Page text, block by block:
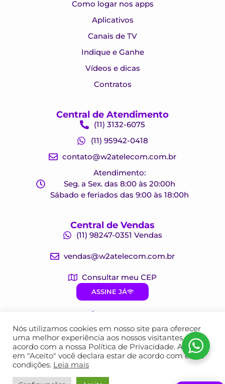
Como logar nos apps
Aplicativos
Canais de TV
Indique e Ganhe
Vídeos e dicas
Contratos
Central de Atendimento
(11) 3132-6075
(11) 95942-0418
contato@w2atelecom.com.br
Atendimento:
Seg. a Sex. das 8:00 às 20:00h
Sábado e feriados das 9:00 às 18:00h
Central de Vendas
(11) 98247-0351 Vendas
vendas@w2atelecom.com.br
Consultar meu CEP
ASSINE JÁ
Siga a W2A
© W2A Telecom | 2026 | CNPJ: 22.853.275/0001-00 |
Nós utilizamos cookies em nosso site para oferecer
uma melhor experiência aos nossos visitantes, de
acordo com a nossa Política de Privacidade. Ao clicar
em "Aceito" você declara estar de acordo com estas
condições. Leia mais